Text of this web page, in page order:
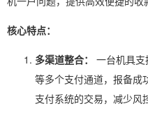
核心特点：
多渠道整合：
一台机具
等多个支付通道，报备成
支付系统的交易，减少风